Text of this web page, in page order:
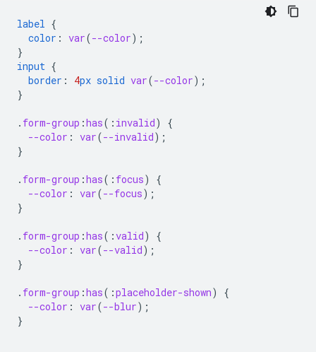
label {
color : var(--color);
}
input {
border : 4px solid var(--color);
}
. form-group :has( : invalid)
{
--color : var(--invalid);
}
. form-group :has( : focus)
{
--color : var(--focus);
}
. form-group :has( :valid)
{
--color : var(--valid);
}
. form-group :has( :placeholder-shown)
{
--color : var(--blur);
}